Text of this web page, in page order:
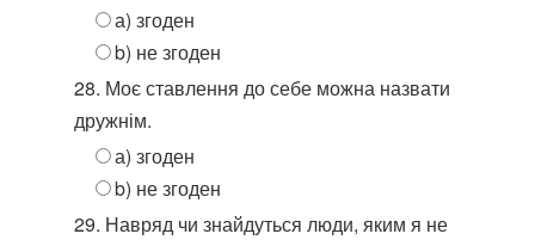
а) згоден
b) не згоден
28. Моє ставлення до себе можна назвати
дружнім.
а) згоден
b) не згоден
29. Навряд чи знайдуться люди, яким я не